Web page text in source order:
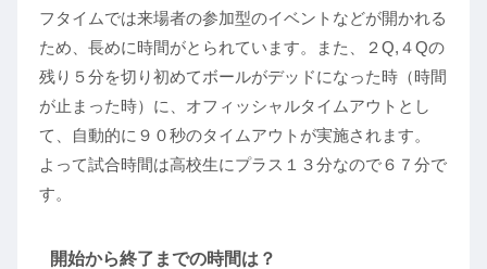
フタイムでは来場者の参加型のイベントなどが開かれる
ため、長めに時間がとられています。また、２Q,４Qの
残り５分を切り初めてボールがデッドになった時（時間
が止まった時）に、オフィッシャルタイムアウトとし
て、自動的に９０秒のタイムアウトが実施されます。
よって試合時間は高校生にプラス１３分なので６７分で
す。
開始から終了までの時間は？